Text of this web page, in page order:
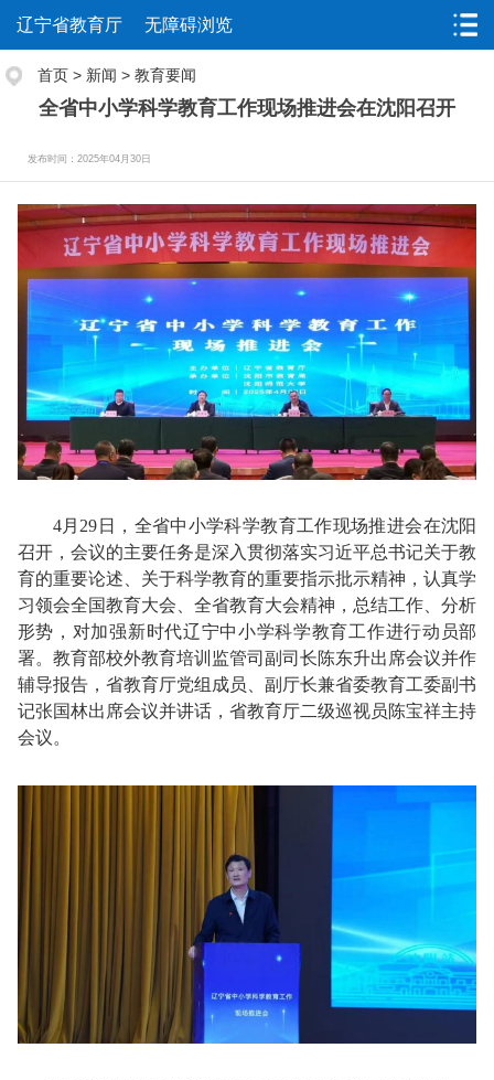
辽宁省教育厅 无障碍浏览
首页 > 新闻 > 教育要闻
全省中小学科学教育工作现场推进会在沈阳召开
发布时间：2025年04月30日
4月29日，全省中小学科学教育工作现场推进会在沈阳
召开，会议的主要任务是深入贯彻落实习近平总书记关于教
育的重要论述、关于科学教育的重要指示批示精神，认真学
习领会全国教育大会、全省教育大会精神，总结工作、分析
形势，对加强新时代辽宁中小学科学教育工作进行动员部
署。教育部校外教育培训监管司副司长陈东升出席会议并作
辅导报告，省教育厅党组成员、副厅长兼省委教育工委副书
记张国林出席会议并讲话，省教育厅二级巡视员陈宝祥主持
会议。